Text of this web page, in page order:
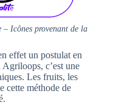
Icônes provenant de la
effet un postulat en
c’est une
Les fruits, les
cette méthode de